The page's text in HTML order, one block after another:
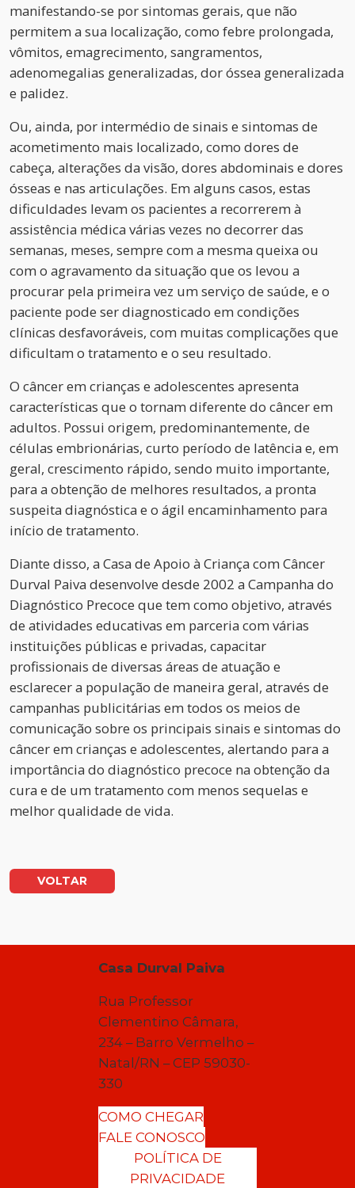
manifestando-se por sintomas gerais, que não
permitem a sua localização, como febre prolongada,
vômitos, emagrecimento, sangramentos,
adenomegalias generalizadas, dor óssea generalizada
e palidez.
Ou, ainda, por intermédio de sinais e sintomas de
acometimento mais localizado, como dores de
cabeça, alterações da visão, dores abdominais e dores
ósseas e nas articulações. Em alguns casos, estas
dificuldades levam os pacientes a recorrerem à
assistência médica várias vezes no decorrer das
semanas, meses, sempre com a mesma queixa ou
com o agravamento da situação que os levou a
procurar pela primeira vez um serviço de saúde, e o
paciente pode ser diagnosticado em condições
clínicas desfavoráveis, com muitas complicações que
dificultam o tratamento e o seu resultado.
O câncer em crianças e adolescentes apresenta
características que o tornam diferente do câncer em
adultos. Possui origem, predominantemente, de
células embrionárias, curto período de latência e, em
geral, crescimento rápido, sendo muito importante,
para a obtenção de melhores resultados, a pronta
suspeita diagnóstica e o ágil encaminhamento para
início de tratamento.
Diante disso, a Casa de Apoio à Criança com Câncer
Durval Paiva desenvolve desde 2002 a Campanha do
Diagnóstico Precoce que tem como objetivo, através
de atividades educativas em parceria com várias
instituições públicas e privadas, capacitar
profissionais de diversas áreas de atuação e
esclarecer a população de maneira geral, através de
campanhas publicitárias em todos os meios de
comunicação sobre os principais sinais e sintomas do
câncer em crianças e adolescentes, alertando para a
importância do diagnóstico precoce na obtenção da
cura e de um tratamento com menos sequelas e
melhor qualidade de vida.
VOLTAR
Casa Durval Paiva
Rua Professor
Clementino Câmara,
234 – Barro Vermelho –
Natal/RN – CEP 59030-
330
COMO CHEGAR
FALE CONOSCO
POLÍTICA DE
PRIVACIDADE